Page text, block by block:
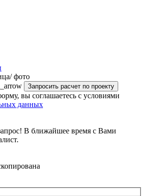
фото
вы соглашаетесь с условиями
данных
В ближайшее время с Вами